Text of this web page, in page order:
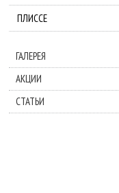
ПЛИССЕ
ГАЛЕРЕЯ
АКЦИИ
СТАТЬИ